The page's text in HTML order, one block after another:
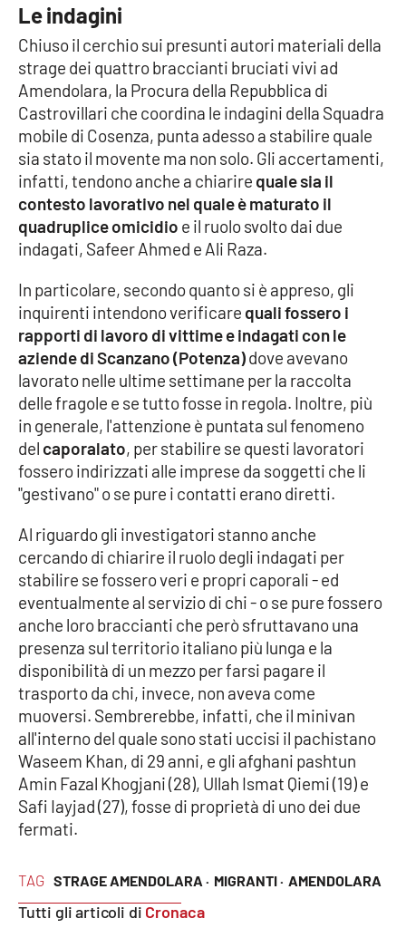
Sport
RUBRICHE
Good Morning Vietnam
Parchi Marini Calabria
Leggendo Alvaro insieme
Le perfidie di Antonella Grippo
Venti di comunicazione
STREAMING
LaC TV
LaC OnAir
EDIZIONI
LOCALI
Catanzaro
Crotone
Vibo Valentia
Reggio Calabria
Lamezia Terme
TAG STRAGE AMENDOLARA · MIGRANTI · AMENDOLARA
Tutti gli articoli di Cronaca
Le indagini
Chiuso il cerchio sui presunti autori materiali della
strage dei quattro braccianti bruciati vivi ad
Amendolara, la Procura della Repubblica di
Castrovillari che coordina le indagini della Squadra
mobile di Cosenza, punta adesso a stabilire quale
sia stato il movente ma non solo. Gli accertamenti,
infatti, tendono anche a chiarire quale sia il
contesto lavorativo nel quale è maturato il
quadruplice omicidio e il ruolo svolto dai due
indagati, Safeer Ahmed e Ali Raza.
In particolare, secondo quanto si è appreso, gli
inquirenti intendono verificare quali fossero i
rapporti di lavoro di vittime e indagati con le
aziende di Scanzano (Potenza)dove avevano
lavorato nelle ultime settimane per la raccolta
delle fragole e se tutto fosse in regola. Inoltre, più
in generale, l'attenzione è puntata sul fenomeno
del caporalato, per stabilire se questi lavoratori
fossero indirizzati alle imprese da soggetti che li
"gestivano" o se pure i contatti erano diretti.
Al riguardo gli investigatori stanno anche
cercando di chiarire il ruolo degli indagati per
stabilire se fossero veri e propri caporali - ed
eventualmente al servizio di chi - o se pure fossero
anche loro braccianti che però sfruttavano una
presenza sul territorio italiano più lunga e la
disponibilità di un mezzo per farsi pagare il
trasporto da chi, invece, non aveva come
muoversi. Sembrerebbe, infatti, che il minivan
all'interno del quale sono stati uccisi il pachistano
Waseem Khan, di 29 anni, e gli afghani pashtun
Amin Fazal Khogjani (28), Ullah Ismat Qiemi (19) e
Safi Iayjad (27), fosse di proprietà di uno dei due
fermati.